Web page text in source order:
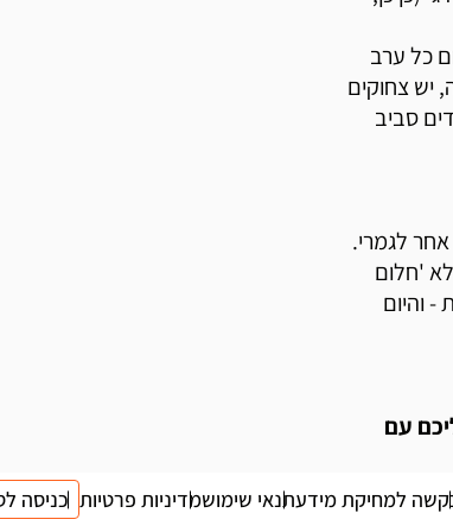
כל ערב
יש צחוקים
סביב
לגמרי.
'חלום
והיום
והוא בדרך אליכם עם
למחיקת מידעתנאי שימושמדיניות פרטיות כניסה